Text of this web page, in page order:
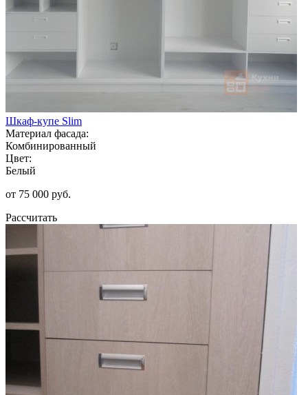
Шкаф-купе Slim
Материал фасада:
Комбинированный
Цвет:
Белый
от 75 000 руб.
Рассчитать